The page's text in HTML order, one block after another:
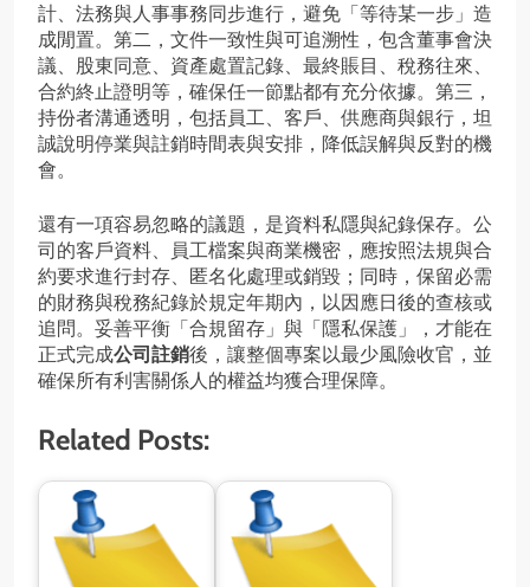
計、法務與人事事務同步進行，避免「等待某一步」造
成閒置。第二，文件一致性與可追溯性，包含董事會決
議、股東同意、資產處置記錄、最終賬目、稅務往來、
合約終止證明等，確保任一節點都有充分依據。第三，
持份者溝通透明，包括員工、客戶、供應商與銀行，坦
誠說明停業與註銷時間表與安排，降低誤解與反對的機
會。
還有一項容易忽略的議題，是資料私隱與紀錄保存。公
司的客戶資料、員工檔案與商業機密，應按照法規與合
約要求進行封存、匿名化處理或銷毀；同時，保留必需
的財務與稅務紀錄於規定年期內，以因應日後的查核或
追問。妥善平衡「合規留存」與「隱私保護」，才能在
正式完成公司註銷後，讓整個專案以最少風險收官，並
確保所有利害關係人的權益均獲合理保障。
Related Posts: